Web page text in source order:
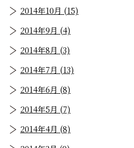
2014年10月 (15)
2014年9月 (4)
2014年8月 (3)
2014年7月 (13)
2014年6月 (8)
2014年5月 (7)
2014年4月 (8)